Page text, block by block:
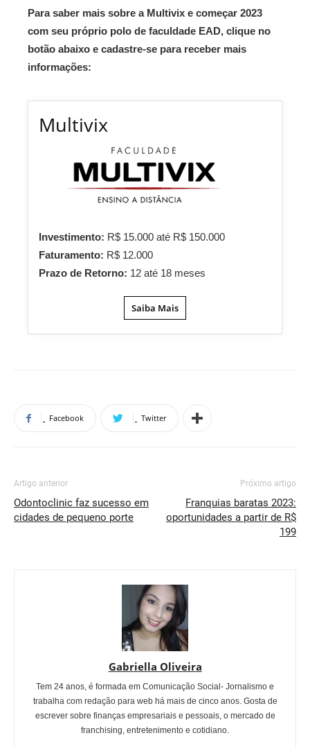
Para saber mais sobre a Multivix e começar 2023
com seu próprio polo de faculdade EAD, clique no
botão abaixo e cadastre-se para receber mais
informações:
Multivix
Investimento: R$ 15.000 até R$ 150.000
Faturamento: R$ 12.000
Prazo de Retorno: 12 até 18 meses
Saiba Mais
Facebook Twitter
Artigo anterior
Odontoclinic faz sucesso em
cidades de pequeno porte
Próximo artigo
Franquias baratas 2023:
oportunidades a partir de R$
199
Gabriella Oliveira
Tem 24 anos, é formada em Comunicação Social- Jornalismo e
trabalha com redação para web há mais de cinco anos. Gosta de
escrever sobre finanças empresariais e pessoais, o mercado de
franchising, entretenimento e cotidiano.